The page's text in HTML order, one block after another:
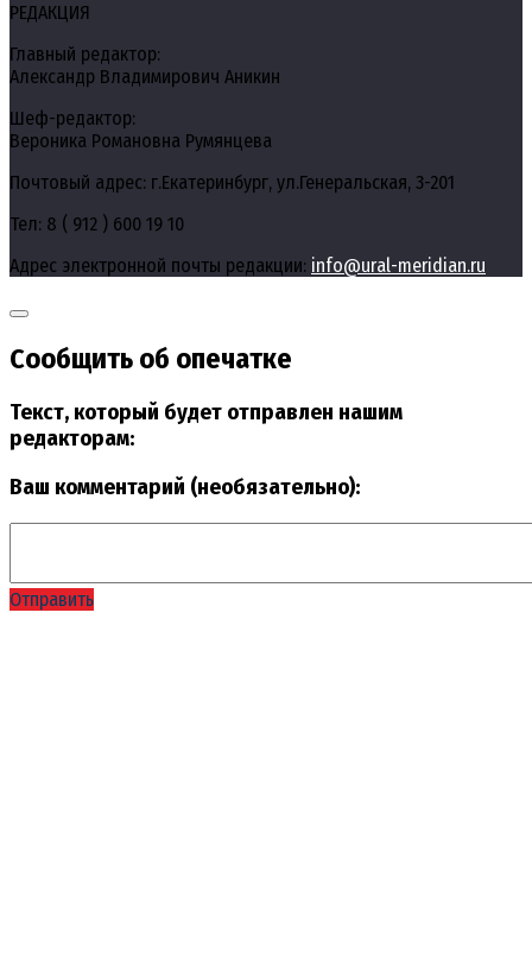
РЕДАКЦИЯ
Главный редактор:
Александр Владимирович Аникин
Шеф-редактор:
Вероника Романовна Румянцева
Почтовый адрес: г.Екатеринбург, ул.Генеральская, 3-201
Тел: 8 ( 912 ) 600 19 10
Адрес электронной почты редакции: info@ural-meridian.ru
Сообщить об опечатке
Текст, который будет отправлен нашим
редакторам:
Ваш комментарий (необязательно):
Отправить